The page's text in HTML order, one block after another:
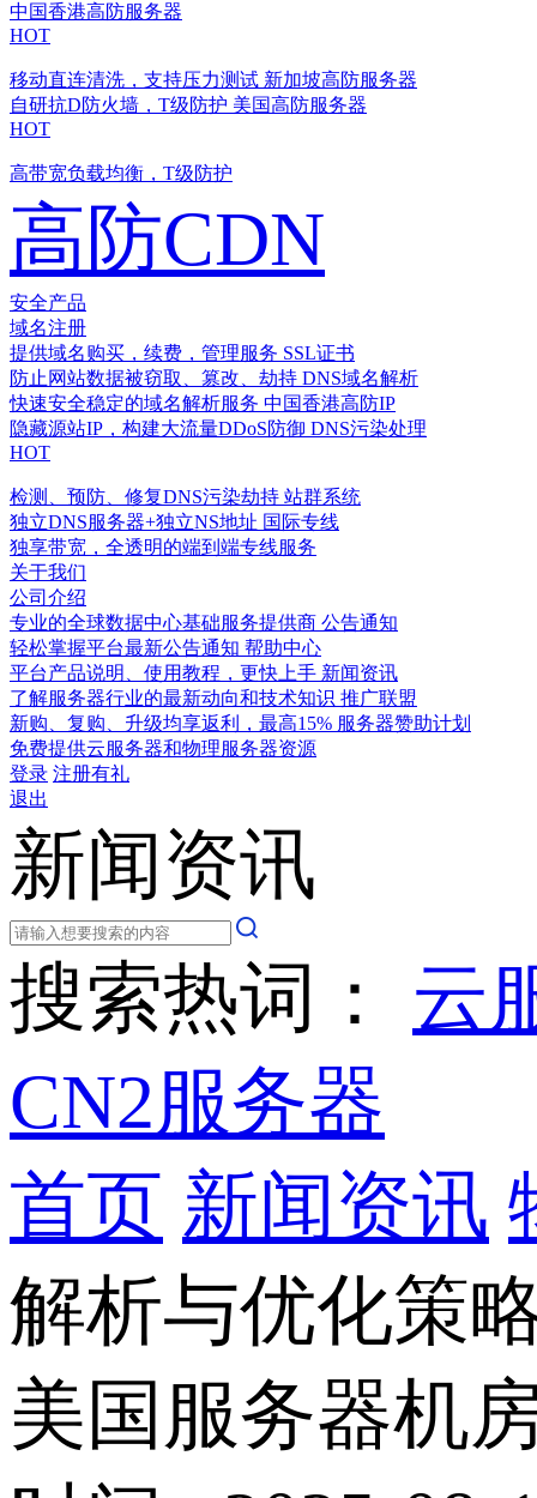
中国香港高防服务器
HOT
移动直连清洗，支持压力测试 新加坡高防服务器
自研抗D防火墙，T级防护 美国高防服务器
HOT
高带宽负载均衡，T级防护
高防CDN
安全产品
域名注册
提供域名购买，续费，管理服务 SSL证书
防止网站数据被窃取、篡改、劫持 DNS域名解析
快速安全稳定的域名解析服务 中国香港高防IP
隐藏源站IP，构建大流量DDoS防御 DNS污染处理
HOT
检测、预防、修复DNS污染劫持 站群系统
独立DNS服务器+独立NS地址 国际专线
独享带宽，全透明的端到端专线服务
关于我们
公司介绍
专业的全球数据中心基础服务提供商 公告通知
轻松掌握平台最新公告通知 帮助中心
平台产品说明、使用教程，更快上手 新闻资讯
了解服务器行业的最新动向和技术知识 推广联盟
新购、复购、升级均享返利，最高15% 服务器赞助计划
免费提供云服务器和物理服务器资源
登录 注册有礼
退出
新闻资讯
搜索热词： 云
CN2服务器
首页 新闻资讯
解析与优化策
美国服务器机